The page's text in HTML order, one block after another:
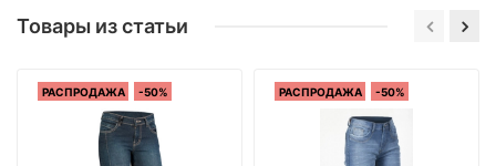
Товары из статьи
РАСПРОДАЖА -50% РАСПРОДАЖА -50%